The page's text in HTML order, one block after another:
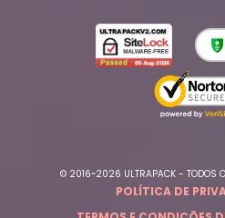
© 2016~2026 ULTRAPACK - TODOS
POLÍTICA DE